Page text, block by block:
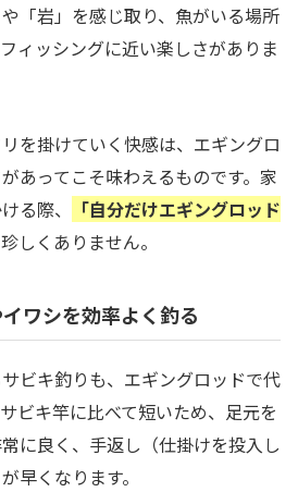
や「岩」を感じ取り、魚がいる場所
ィッシングに近い楽しさがありま
を掛けていく快感は、エギングロ
あってこそ味わえるものです。家
る際、
「自分だけエギングロッド
しくありません。
ワシを効率よく釣る
ビキ釣りも、エギングロッドで代
ビキ竿に比べて短いため、足元を
に良く、手返し（仕掛けを投入し
早くなります。